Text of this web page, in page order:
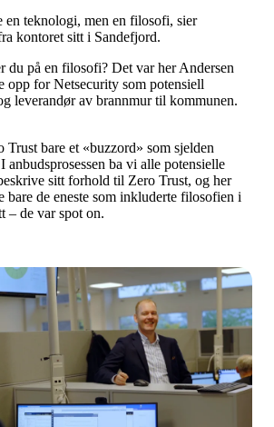
en teknologi, men en filosofi, sier
kontoret sitt i Sandefjord.
du på en filosofi? Det var her Andersen
for Netsecurity som potensiell
leverandør av brannmur til kommunen.
Trust bare et «buzzord» som sjelden
anbudsprosessen ba vi alle potensielle
sitt forhold til Zero Trust, og her
bare de eneste som inkluderte filosofien i
– de var spot on.